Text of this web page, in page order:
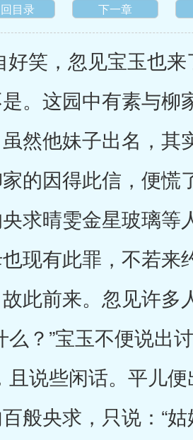
目录 下一章
，忽见宝玉也来
。这园中有素与柳
然他妹子出名，其
的因得此信，便慌
求晴雯金星玻璃等
现有此罪，不若来
此前来。忽见许多
？”宝玉不便说出
说些闲话。平儿便
般央求，只说：“